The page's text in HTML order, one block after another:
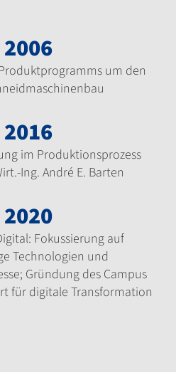
2006
um den
2016
im Produktionsprozess
Ing. André E. Barten
2020
Fokussierung auf
Technologien und
Gründung des Campus
für digitale Transformation